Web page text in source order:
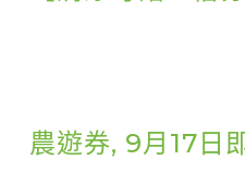
農遊券, 9月17日